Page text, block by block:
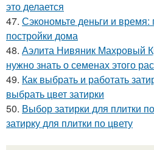
это делается
47. Сэкономьте деньги и
постройки дома
48. Аэлита Нивяник Махровый
нужно знать о семенах этого
49. Как выбрать и работать
выбрать цвет затирки
50. Выбор затирки для плитки
затирку для плитки по цвету